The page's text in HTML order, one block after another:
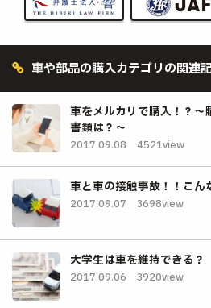
車や部品の購入カテゴリの関連
車をメルカリで購入！？～
書類は？～
2017.09.08 4521view
車と車の接触事故！！こん
2017.09.07 3698view
大学生は車を維持できる？
2017.09.06 3920view